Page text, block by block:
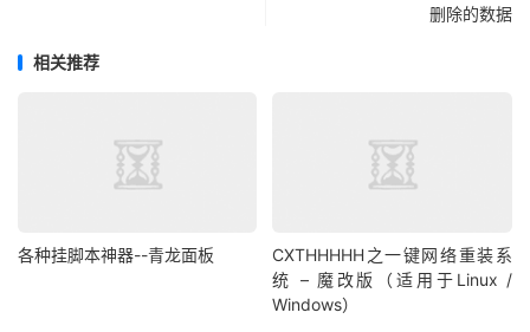
删除的数据
相关推荐
各种挂脚本神器--青龙面板
CXTHHHHH之一键网络重装系
统 – 魔改版（适用于Linux /
Windows）